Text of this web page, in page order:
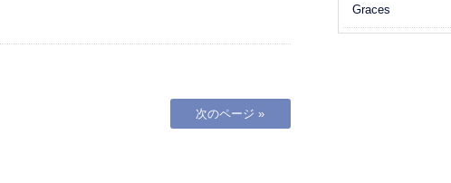
次のページ »
Graces